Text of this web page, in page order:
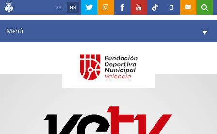
val es
Menú ▼
Agenda
Comunicación